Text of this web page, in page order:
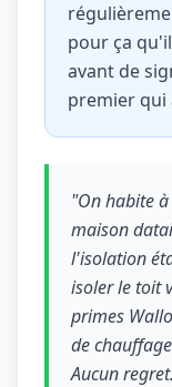
pour ça
avant de
premier qui
"On habite
maison
l'isolation
isoler le toit
primes
de
Aucun